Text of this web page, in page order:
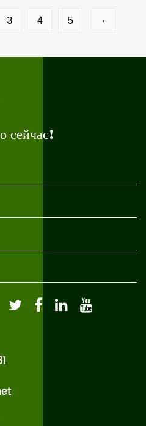
3 4 5 ›
сейчас!